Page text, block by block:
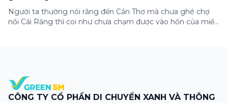
Người ta thường nói rằng đến Cần Thơ mà chưa ghé chợ
nổi Cái Răng thì coi như chưa chạm được vào hồn của miền
CÔNG TY CỔ PHẦN DI CHUYỂN XANH VÀ THÔNG